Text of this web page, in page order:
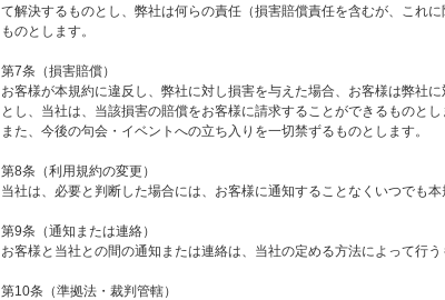
て解決するものとし、弊社は何らの責任（損害賠償責任を含むが、これ
ものとします。
第7条（損害賠償）
お客様が本規約に違反し、弊社に対し損害を与えた場合、お客様は弊社
とし、当社は、当該損害の賠償をお客様に請求することができるものとし
また、今後の句会・イベントへの立ち入りを一切禁ずるものとします。
第8条（利用規約の変更）
当社は、必要と判断した場合には、お客様に通知することなくいつでも
第9条（通知または連絡）
お客様と当社との間の通知または連絡は、当社の定める方法によって行う
第10条（準拠法・裁判管轄）